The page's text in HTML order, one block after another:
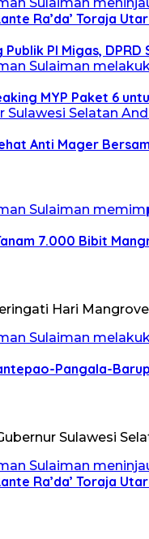
Ra’da’ Toraja
PI Migas,
MYP Paket 6
Anti Mager
7.000 Bibit
Hari
Pangala-
Sulawesi
Ra’da’ Toraja